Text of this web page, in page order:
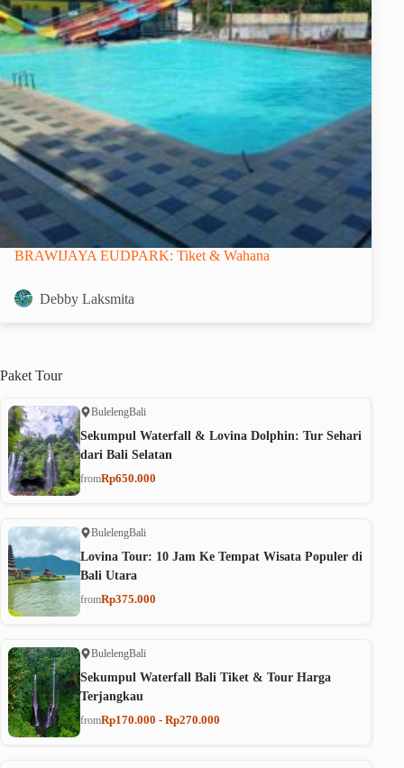
BRAWIJAYA EUDPARK: Tiket & Wahana
Debby Laksmita
Paket Tour
BulelengBali
Sekumpul Waterfall & Lovina Dolphin: Tur Sehari
dari Bali Selatan
fromRp650.000
BulelengBali
Lovina Tour: 10 Jam Ke Tempat Wisata Populer di
Bali Utara
fromRp375.000
BulelengBali
Sekumpul Waterfall Bali Tiket & Tour Harga
Terjangkau
fromRp170.000 - Rp270.000